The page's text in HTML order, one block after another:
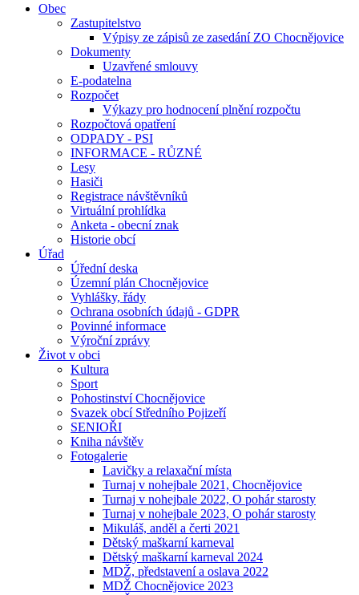
Obec
Zastupitelstvo
Výpisy ze zápisů ze zasedání ZO Chocnějovice
Dokumenty
Uzavřené smlouvy
E-podatelna
Rozpočet
Výkazy pro hodnocení plnění rozpočtu
Rozpočtová opatření
ODPADY - PSI
INFORMACE - RŮZNÉ
Lesy
Hasiči
Registrace návštěvníků
Virtuální prohlídka
Anketa - obecní znak
Historie obcí
Úřad
Úřední deska
Územní plán Chocnějovice
Vyhlášky, řády
Ochrana osobních údajů - GDPR
Povinné informace
Výroční zprávy
Život v obci
Kultura
Sport
Pohostinství Chocnějovice
Svazek obcí Středního Pojizeří
SENIOŘI
Kniha návštěv
Fotogalerie
Lavičky a relaxační místa
Turnaj v nohejbale 2021, Chocnějovice
Turnaj v nohejbale 2022, O pohár starosty
Turnaj v nohejbale 2023, O pohár starosty
Mikuláš, anděl a čerti 2021
Dětský maškarní karneval
Dětský maškarní karneval 2024
MDŽ, představení a oslava 2022
MDŽ Chocnějovice 2023